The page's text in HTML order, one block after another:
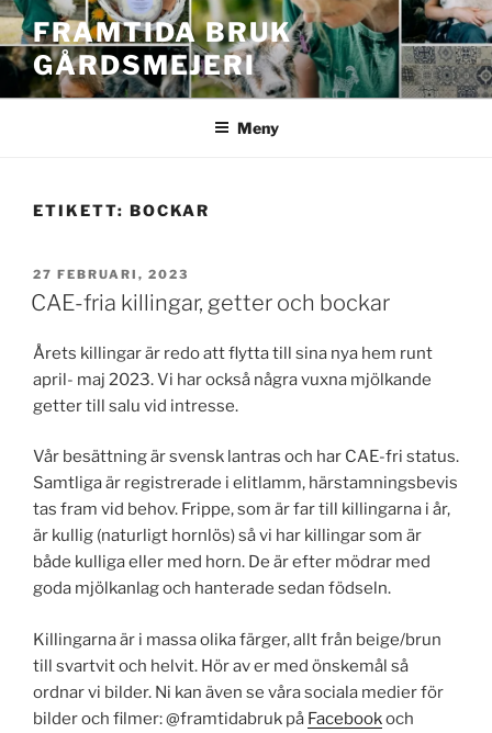
Hoppa
till
innehåll
FRAMTIDA BRUK
GÅRDSMEJERI
Meny
ETIKETT: BOCKAR
PUBLICERAT
27 FEBRUARI, 2023
CAE-fria killingar, getter och bockar
Årets killingar är redo att flytta till sina nya hem runt
april- maj 2023. Vi har också några vuxna mjölkande
getter till salu vid intresse.
Vår besättning är svensk lantras och har CAE-fri status.
Samtliga är registrerade i elitlamm, härstamningsbevis
tas fram vid behov. Frippe, som är far till killingarna i år,
är kullig (naturligt hornlös) så vi har killingar som är
både kulliga eller med horn. De är efter mödrar med
goda mjölkanlag och hanterade sedan födseln.
Killingarna är i massa olika färger, allt från beige/brun
till svartvit och helvit. Hör av er med önskemål så
ordnar vi bilder. Ni kan även se våra sociala medier för
bilder och filmer: @framtidabruk på Facebookoch